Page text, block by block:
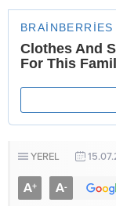
YEREL
A+ A-